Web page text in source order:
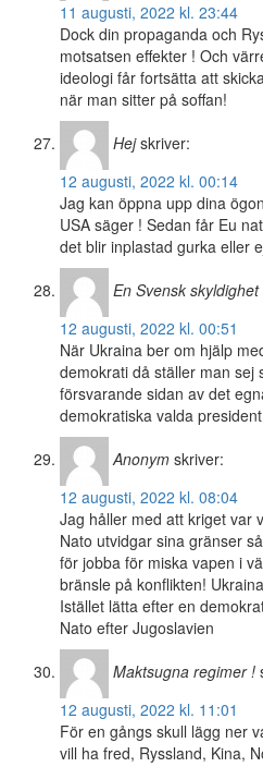
11 augusti, 2022 kl. 23:44
Dock din propaganda och
motsatsen effekter ! Och
ideologi får fortsätta att
när man sitter på soffan!
Hej skriver:
12 augusti, 2022 kl. 00:14
Jag kan öppna upp dina
USA säger ! Sedan får Eu
det blir inplastad gurka eller
En Svensk
12 augusti, 2022 kl. 00:51
När Ukraina ber om hjälp
demokrati då ställer man sej
försvarande sidan av det
demokratiska valda
Anonym skriver:
12 augusti, 2022 kl. 08:04
Jag håller med att kriget var
Nato utvidgar sina gränser
för jobba för miska vapen i
bränsle på konflikten!
Istället lätta efter en
Nato efter Jugoslavien
Maktsugna regimer !
12 augusti, 2022 kl. 11:01
För en gångs skull lägg ner
vill ha fred, Ryssland, Kina,